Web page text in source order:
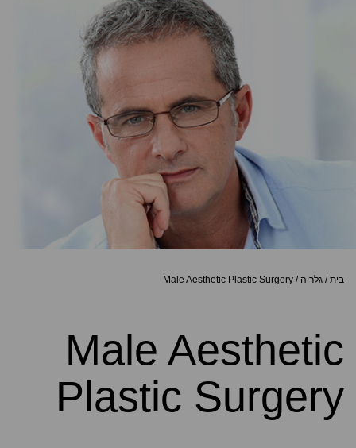
בית/ גלריה /
Male Aesthetic Plastic Surgery
Male Aesthetic
Plastic Surgery